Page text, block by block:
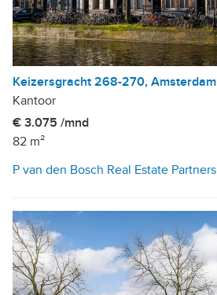
Keizersgracht 268-270, Amsterdam
Kantoor
€ 3.075 /mnd
82 m²
P van den Bosch Real Estate Partners